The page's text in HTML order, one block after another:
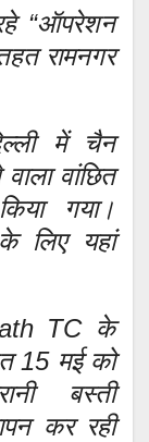
“ऑपरेशन
रामनगर
में चैन
वांछित
गया।
लिए यहां
TC के
15 मई को
बस्ती
कर रही